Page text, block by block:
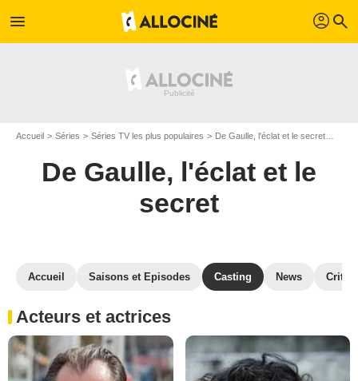
menu profil search
Accueil Séries Séries TV les plus populaires De Gaulle, l'éclat et le secret
De Gaulle, l'éclat et le
secret
Accueil Saisons et Episodes Casting News
Acteurs et actrices